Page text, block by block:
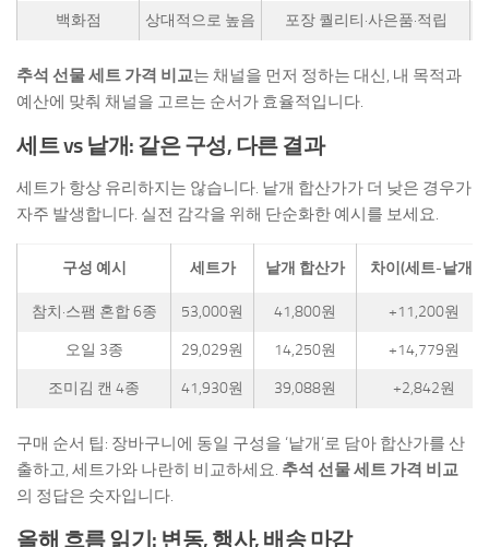
백화점 상대적으로 높음 포장 퀄리티·사은품·적립
추석 선물 세트 가격 비교는 채널을 먼저 정하는 대신, 내 목적과
예산에 맞춰 채널을 고르는 순서가 효율적입니다.
세트 vs 낱개: 같은 구성, 다른 결과
세트가 항상 유리하지는 않습니다. 낱개 합산가가 더 낮은 경우가
자주 발생합니다. 실전 감각을 위해 단순화한 예시를 보세요.
구성 예시 세트가 낱개 합산가 차이(세트-낱개)
참치·스팸 혼합 6종 53,000원 41,800원 +11,200원
오일 3종 29,029원 14,250원 +14,779원
조미김 캔 4종 41,930원 39,088원 +2,842원
구매 순서 팁: 장바구니에 동일 구성을 ‘낱개’로 담아 합산가를 산
출하고, 세트가와 나란히 비교하세요. 추석 선물 세트 가격 비교
의 정답은 숫자입니다.
올해 흐름 읽기: 변동, 행사, 배송 마감